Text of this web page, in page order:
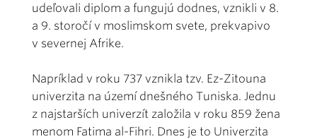
udeľovali diplom a fungujú dodnes, vznikli v 8.
a 9. storočí v moslimskom svete, prekvapivo
v severnej Afrike.
Napríklad v roku 737 vznikla tzv. Ez-Zitouna
univerzita na území dnešného Tuniska. Jednu
z najstarších univerzít založila v roku 859 žena
menom Fatima al-Fihri. Dnes je to Univerzita